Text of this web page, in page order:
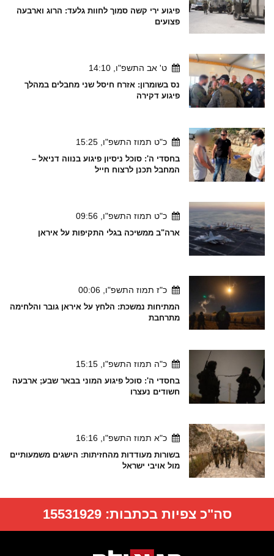
פיגוע ירי קשה סמוך לחוות גלעד: הרוג וארבעה
פצועים
ט' אב התשפ"ו, 14:10
נס בשומרון: אזרח חיסל שני מחבלים במהלך
פיגוע דקירה
כ"ט תמוז התשפ"ו, 15:25
בחסדי ה': סוכל ניסיון פיגוע בנווה דניאל –
המחבל תכנן לרצוח חייל
כ"ט תמוז התשפ"ו, 09:56
ארה"ב ממשיכה בגלי התקיפות על איראן
כ"ז תמוז התשפ"ו, 00:06
המתיחות נמשכת: הלחץ על איראן גובר והלחימה
מתרחבת
כ"ה תמוז התשפ"ו, 15:15
בחסדי ה': סוכל פיגוע המוני בבאר שבע; ארבעה
חשודים נעצרו
כ"א תמוז התשפ"ו, 16:16
בשורות מעודדות מהחזיתות: הישגים משמעותיים
מול אויבי ישראל
סה"כ צפיות בכתבות:15531929